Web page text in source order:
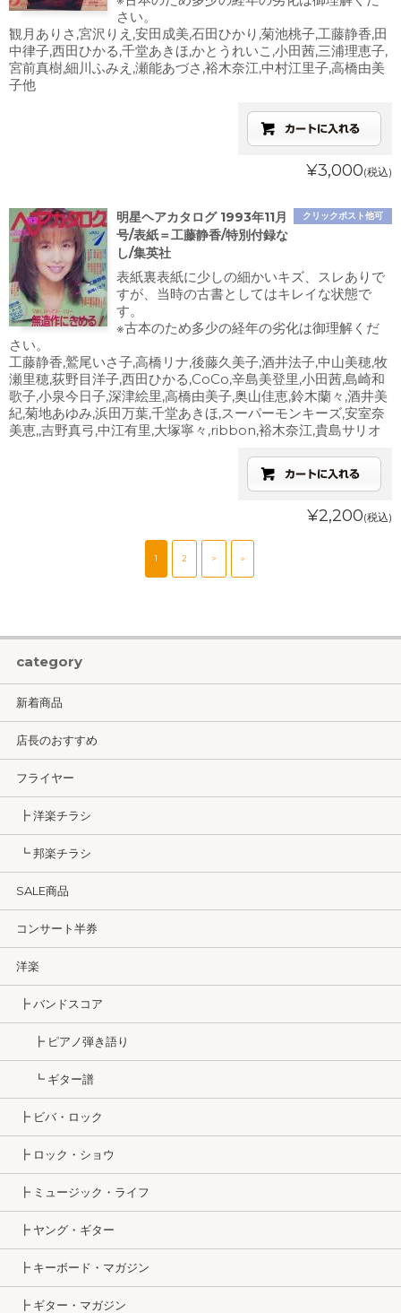
さい。
観月ありさ,宮沢りえ,安田成美,石田ひかり,菊池桃子,工藤静香,田
中律子,西田ひかる,千堂あきほ,かとうれいこ,小田茜,三浦理恵子,
宮前真樹,細川ふみえ,瀬能あづさ,裕木奈江,中村江里子,高橋由美
子他
¥3,000(税込)
クリックポスト他可
明星ヘアカタログ 1993年11月
号/表紙＝工藤静香/特別付録な
し/集英社
表紙裏表紙に少しの細かいキズ、スレありで
すが、当時の古書としてはキレイな状態で
す。
※古本のため多少の経年の劣化は御理解くだ
さい。
工藤静香,鷲尾いさ子,高橋リナ,後藤久美子,酒井法子,中山美穂,牧
瀬里穂,荻野目洋子,西田ひかる,CoCo,辛島美登里,小田茜,島崎和
歌子,小泉今日子,深津絵里,高橋由美子,奥山佳恵,鈴木蘭々,酒井美
紀,菊地あゆみ,浜田万葉,千堂あきほ,スーパーモンキーズ,安室奈
美恵,,吉野真弓,中江有里,大塚寧々,ribbon,裕木奈江,貴島サリオ
¥2,200(税込)
1 2 > »
category
新着商品
店長のおすすめ
フライヤー
┣ 洋楽チラシ
┗ 邦楽チラシ
SALE商品
コンサート半券
洋楽
┣ バンドスコア
┣ ピアノ弾き語り
┗ ギター譜
┣ ビバ・ロック
┣ ロック・ショウ
┣ ミュージック・ライフ
┣ ヤング・ギター
┣ キーボード・マガジン
┣ ギター・マガジン